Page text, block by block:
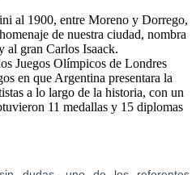
al 1900, entre Moreno y Dorrego,
de nuestra ciudad, nombra
al gran Carlos Isaack.
Juegos Olímpicos de Londres
en que Argentina presentara la
a lo largo de la historia, con un
11 medallas y 15 diplomas